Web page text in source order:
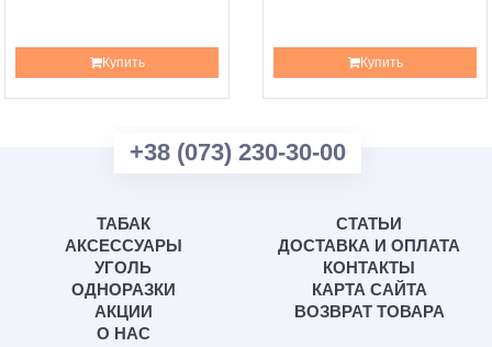
Купить Купить
+38 (073) 230-30-00
ТАБАК
АКСЕССУАРЫ
УГОЛЬ
ОДНОРАЗКИ
АКЦИИ
О НАС
СТАТЬИ
ДОСТАВКА И ОПЛАТА
КОНТАКТЫ
КАРТА САЙТА
ВОЗВРАТ ТОВАРА